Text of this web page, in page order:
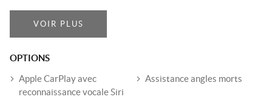
VOIR PLUS
OPTIONS
Apple CarPlay avec
reconnaissance vocale Siri
Assistance angles morts